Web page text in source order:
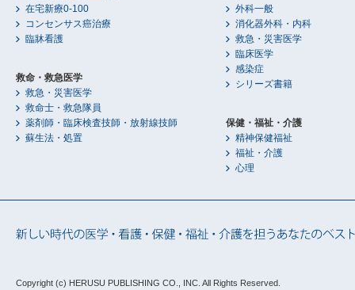
在宅新療0-100
コンセンサス癌治療
臨牀看護
救命・救急医学
救急・災害医学
救命士・救急隊員
薬剤師・臨床検査技師・放射線技師
蘇生法・処置
外科一般
消化器外科・内科
救急・災害医学
臨床医学
感染症
シリーズ書籍
保健・福祉・介護
精神保健福祉
福祉・介護
心理
Copyright (c) HERUSU PUBLISHING CO., INC. All Rights Reserved.